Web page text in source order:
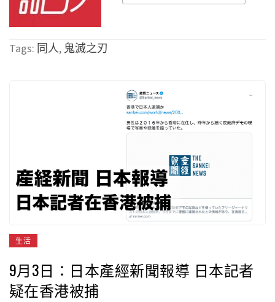
Tags: 同人, 鬼滅之刃
生活
9月3日：日本產經新聞報導 日本記者
疑在香港被捕